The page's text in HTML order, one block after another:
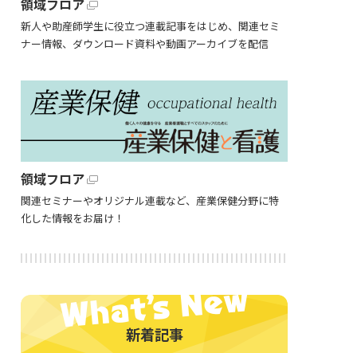
領域フロア
新人や助産師学生に役立つ連載記事をはじめ、関連セミ
ナー情報、ダウンロード資料や動画アーカイブを配信
領域フロア
関連セミナーやオリジナル連載など、産業保健分野に特
化した情報をお届け！
新着記事